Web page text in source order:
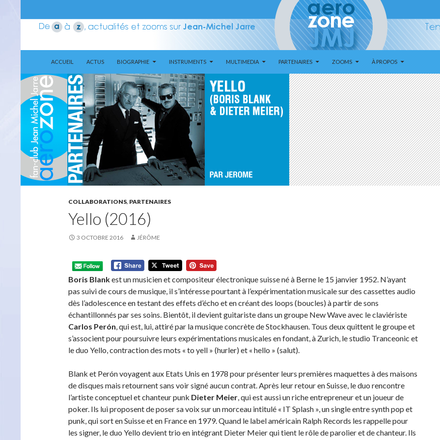
Aerozone JMJ
ACCUEIL
ACTUS BIOGRAPHIE INSTRUMENTS MULTIMEDIA PARTENAIRES ZOOMS À PROPOS
COLLABORATIONS, PARTENAIRES
Yello (2016)
3 OCTOBRE 2016 JÉRÔME
Boris Blankest un musicien et compositeur électronique suisse né à Berne le 15 janvier 1952. N’ayant
pas suivi de cours de musique, il s’intéresse pourtant à l’expérimentation musicale sur des cassettes audio
dès l’adolescence en testant des effets d’écho et en créant des loops (boucles) à partir de sons
échantillonnés par ses soins. Bientôt, il devient guitariste dans un groupe New Wave avec le claviériste
Carlos Perón, qui est, lui, attiré par la musique concrète de Stockhausen. Tous deux quittent le groupe et
s’associent pour poursuivre leurs expérimentations musicales en fondant, à Zurich, le studio Tranceonic et
le duo Yello, contraction des mots « to yell » (hurler) et « hello » (salut).
Blank et Perón voyagent aux Etats Unis en 1978 pour présenter leurs premières maquettes à des maisons
de disques mais retournent sans voir signé aucun contrat. Après leur retour en Suisse, le duo rencontre
l’artiste conceptuel et chanteur punk Dieter Meier, qui est aussi un riche entrepreneur et un joueur de
poker. Ils lui proposent de poser sa voix sur un morceau intitulé « IT Splash », un single entre synth pop et
punk, qui sort en Suisse et en France en 1979. Quand le label américain Ralph Records les rappelle pour
les signer, le duo Yello devient trio en intégrant Dieter Meier qui tient le rôle de parolier et de chanteur. Ils